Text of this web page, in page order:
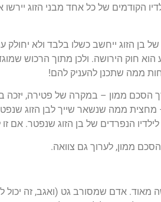
בן הזוג ייחשב כשלו בלבד ולא יחולק
חוק הירושה. ולכן מתוך הרכוש
ממה שתכנן להעניק להם!
הסכם ממון – במקרה של פטירה, יזכה
מחצית ממה שנשאר שייך לבן הזוג
ממון, לערוך גם צוואה.
אדם שמסורב גט (ואגב, זה יכול